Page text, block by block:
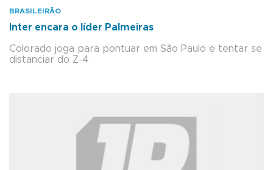
BRASILEIRÃO
Inter encara o líder Palmeiras
Colorado joga para pontuar em São Paulo e tentar se
distanciar do Z-4